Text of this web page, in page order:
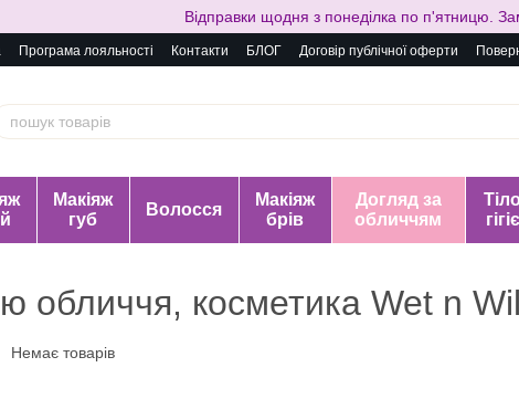
Відправки щодня з понеділка по п'ятницю.
Програма лояльності Контакти БЛОГ Договір публічної оферти
Макіяж
губ
Волосся
Макіяж
брів
Догляд за
обличчям
обличчя, косметика Wet n
Немає товарів